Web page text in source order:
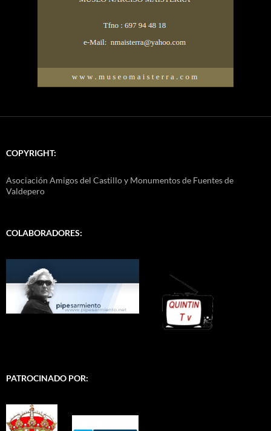
COPYRIGHT:
Asociación Amigos del Castillo y Monumentos de Fuentes de
Valdepero
COLABORADORES:
PATROCINADO POR: